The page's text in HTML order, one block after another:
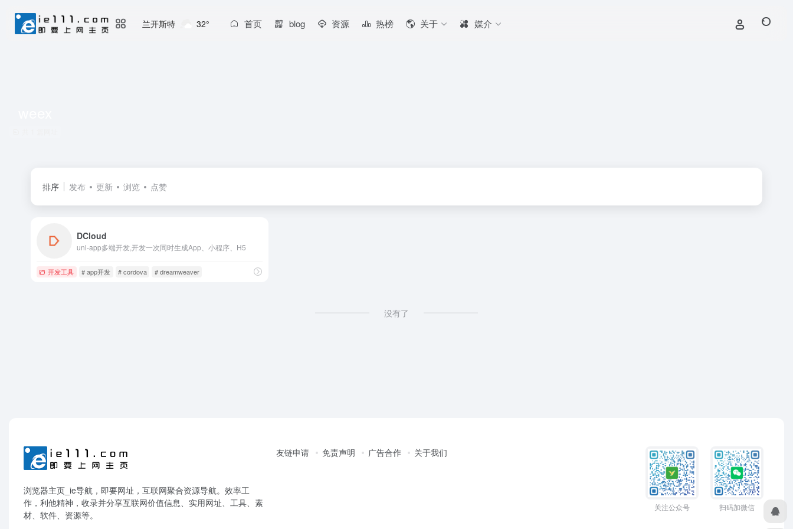
兰开斯特 32° 首页 blog 资源 热榜 关于 媒介
排序 发布 更新 浏览 点赞
DCloud
uni-app多端开发,开发一次同时生成App、小程序、H5
开发工具 # app开发 # cordova # dreamweaver
没有了
浏览器主页_ie导航，即要网址，互联网聚合资源导航。效率工
作，利他精神，收录并分享互联网价值信息、实用网址、工具、素
材、软件、资源等。
友链申请 免责声明 广告合作 关于我们
关注公众号 扫码加微信